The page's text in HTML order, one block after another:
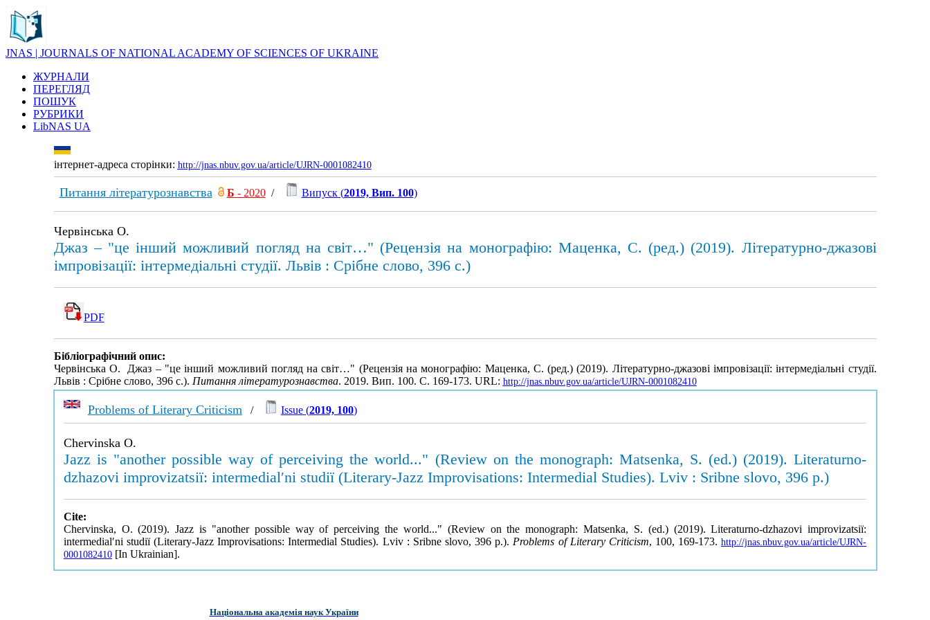
JNAS | JOURNALS OF NATIONAL ACADEMY OF SCIENCES OF UKRAINE
ЖУРНАЛИ
ПЕРЕГЛЯД
ПОШУК
РУБРИКИ
LibNAS UA
інтернет-адреса сторінки: http://jnas.nbuv.gov.ua/article/UJRN-0001082410
Питання літературознавства Б - 2020/ Випуск (2019, Вип. 100)
Червінська О.
Джаз – "це інший можливий погляд на світ…" (Рецензія на монографію: Маценка, С. (ред.) (2019). Літературно-джазові
імпровізації: інтермедіальні студії. Львів : Срібне слово, 396 с.)
PDF
Бібліографічний опис:
Червінська О. Джаз – "це інший можливий погляд на світ…" (Рецензія на монографію: Маценка, С. (ред.) (2019). Літературно-джазові імпровізації: інтермедіальні студії.
Львів : Срібне слово, 396 с.). Питання літературознавства. 2019. Вип. 100. С. 169-173. URL: http://jnas.nbuv.gov.ua/article/UJRN-0001082410
Problems of Literary Criticism / Issue (2019, 100)
Chervinska O.
Jazz is "another possible way of perceiving the world..." (Review on the monograph: Matsenka, S. (ed.) (2019). Literaturno-
dzhazovi improvizatsiï: intermedial′ni studiï (Literary-Jazz Improvisations: Intermedial Studies). Lviv : Sribne slovo, 396 p.)
Cite:
Chervinska, O. (2019). Jazz is "another possible way of perceiving the world..." (Review on the monograph: Matsenka, S. (ed.) (2019). Literaturno-dzhazovi improvizatsiï:
intermedial′ni studiï (Literary-Jazz Improvisations: Intermedial Studies). Lviv : Sribne slovo, 396 p.). Problems of Literary Criticism, 100, 169-173.http://jnas.nbuv.gov.ua/article/UJRN-
0001082410[In Ukrainian].
Національна академія наук України